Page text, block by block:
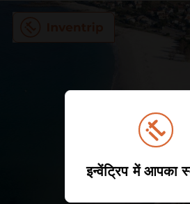
इन्वेंट्रिप में आपका